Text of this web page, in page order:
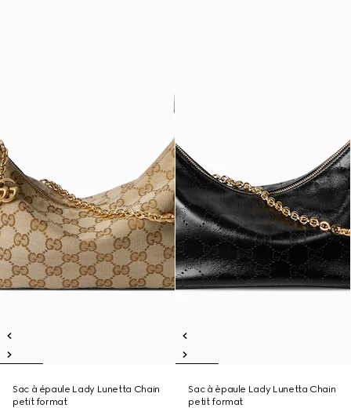
Sac à épaule Lady Lunetta Chain
petit format
Sac à èpaule Lady Lunetta Chain
petit format